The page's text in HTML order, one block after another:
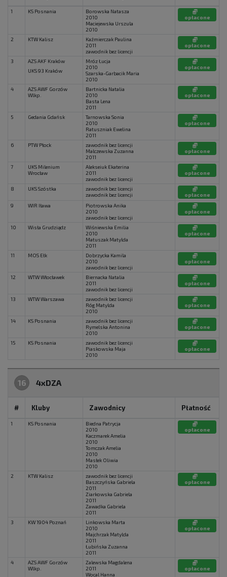
1 KS Posnania
Borowska Natasza
2010
Maciejewska Urszula
2010
opłacone
2 KTW Kalisz
Kaźmierczak Paulina
2011
zawodnik bez licencji
opłacone
3
AZS AKF Kraków
UKS 93 Kraków
Mróz Łucja
2010
Szarska-Garbacik Maria
2010
opłacone
4
AZS AWF Gorzów
Wlkp.
Bartnicka Natalia
2010
Basta Lena
2011
opłacone
5 Gedania Gdańsk
Tarnowska Sonia
2010
Ratuszniak Ewelina
2011
opłacone
6 PTW Płock
zawodnik bez licencji
Malczewska Zuzanna
2011
opłacone
7
UKS Milenium
Wrocław
Alekseiuk Ekaterina
2011
zawodnik bez licencji
opłacone
8 UKS Szóstka
zawodnik bez licencji
zawodnik bez licencji
opłacone
9
WIR Iława
Piotrowska Anika
2010
zawodnik bez licencji
opłacone
10 Wisła Grudziądz
Wiśniewska Emilia
2010
Matuszak Matylda
2011
opłacone
11 MOS Ełk
Dobrzycka Kamila
2010
zawodnik bez licencji
opłacone
12 WTW Włocławek
Biernacka Natalia
2011
zawodnik bez licencji
opłacone
13 WTW Warszawa
zawodnik bez licencji
Róg Matylda
2010
opłacone
14 KS Posnania
zawodnik bez licencji
Rymelska Antonina
2010
opłacone
15 KS Posnania
zawodnik bez licencji
Piaskowska Maja
2010
opłacone
16 4xDZA
# Kluby Zawodnicy Płatność
1 KS Posnania
Biedna Patrycja
2010
Kaczmarek Amelia
2010
Tomczak Amelia
2010
Masłek Oliwia
2010
opłacone
2 KTW Kalisz
zawodnik bez licencji
Baszczyńska Gabriela
2011
Ziarkowska Gabriela
2011
Zawadka Gabriela
2011
opłacone
3 KW 1904 Poznań
Linkowska Marta
2010
Majchrzak Matylda
2011
Łubińska Zuzanna
2011
opłacone
4
AZS AWF Gorzów
Wlkp.
Zalewska Magdalena
2011
Wocal Hanna
opłacone